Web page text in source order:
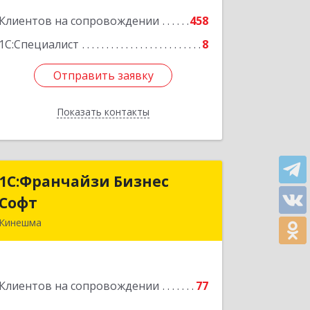
Клиентов на сопровождении
458
1С:Специалист
8
Отправить заявку
Показать контакты
Отправить заявку
Назад
1С:Франчайзи Бизнес
Софт
Кинешма
Клиентов на сопровождении 77
1С:Франчайзи Бизнес
Подробнее